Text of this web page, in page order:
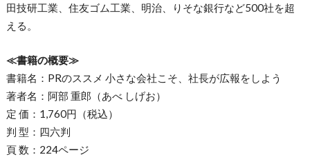
田技研工業、住友ゴム工業、明治、りそな銀行など500社を超
える。
≪書籍の概要≫
書籍名：PRのススメ 小さな会社こそ、社長が広報をしよう
著者名：阿部 重郎（あべ しげお）
定 価：1,760円（税込）
判 型：四六判
頁 数：224ページ